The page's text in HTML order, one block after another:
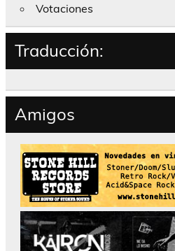
Votaciones
Traducción:
Amigos